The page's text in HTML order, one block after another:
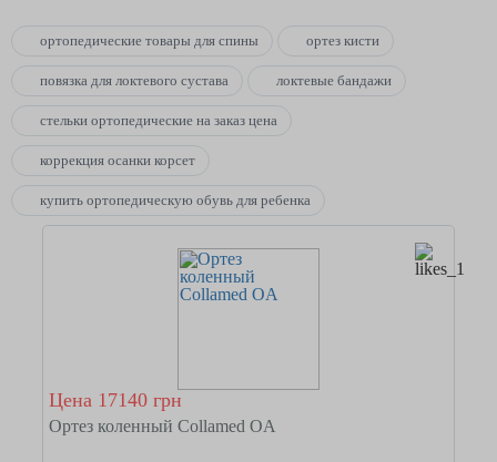
ортопедические товары для спины ортез кисти
повязка для локтевого сустава локтевые бандажи
стельки ортопедические на заказ цена
коррекция осанки корсет
купить ортопедическую обувь для ребенка
Цена 17140 грн
Ортез коленный Collamed OA